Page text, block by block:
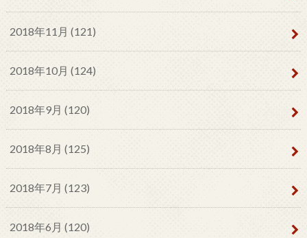
2018年11月 (121)
2018年10月 (124)
2018年9月 (120)
2018年8月 (125)
2018年7月 (123)
2018年6月 (120)